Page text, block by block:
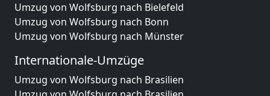
Umzug von Wolfsburg nach Bielefeld
Umzug von Wolfsburg nach Bonn
Umzug von Wolfsburg nach Münster
Internationale-Umzüge
Umzug von Wolfsburg nach Brasilien